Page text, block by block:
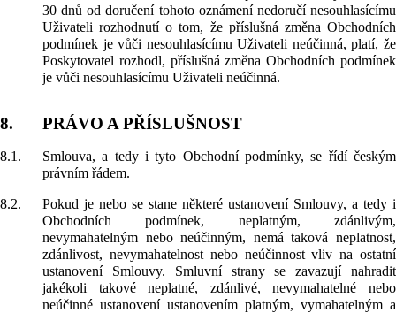
30 dnů od doručení tohoto oznámení nedoručí nesouhlasícímu
Uživateli rozhodnutí o tom, že příslušná změna Obchodních
podmínek je vůči nesouhlasícímu Uživateli neúčinná, platí, že
Poskytovatel rozhodl, příslušná změna Obchodních podmínek
je vůči nesouhlasícímu Uživateli neúčinná.
8. PRÁVO A PŘÍSLUŠNOST
8.1.
Smlouva, a tedy i tyto Obchodní podmínky, se řídí českým
právním řádem.
8.2.
Pokud je nebo se stane některé ustanovení Smlouvy, a tedy i
Obchodních podmínek, neplatným, zdánlivým,
nevymahatelným nebo neúčinným, nemá taková neplatnost,
zdánlivost, nevymahatelnost nebo neúčinnost vliv na ostatní
ustanovení Smlouvy. Smluvní strany se zavazují nahradit
jakékoli takové neplatné, zdánlivé, nevymahatelné nebo
neúčinné ustanovení ustanovením platným, vymahatelným a